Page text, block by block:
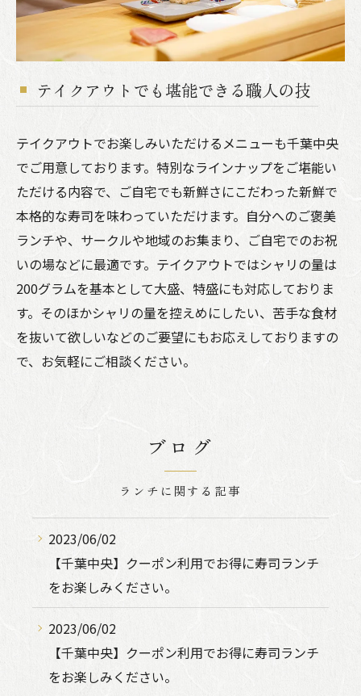
テイクアウトでも堪能できる職人の技
テイクアウトでお楽しみいただけるメニューも千葉中央
でご用意しております。特別なラインナップをご堪能い
ただける内容で、ご自宅でも新鮮さにこだわった新鮮で
本格的な寿司を味わっていただけます。自分へのご褒美
ランチや、サークルや地域のお集まり、ご自宅でのお祝
いの場などに最適です。テイクアウトではシャリの量は
200グラムを基本として大盛、特盛にも対応しておりま
す。そのほかシャリの量を控えめにしたい、苦手な食材
を抜いて欲しいなどのご要望にもお応えしておりますの
で、お気軽にご相談ください。
ブログ
ランチに関する記事
2023/06/02
【千葉中央】クーポン利用でお得に寿司ランチ
をお楽しみください。
2023/06/02
【千葉中央】クーポン利用でお得に寿司ランチ
をお楽しみください。